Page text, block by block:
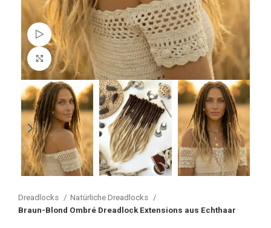
Watch video
Vergrößern
Dreadlocks
Natürliche Dreadlocks
Braun-Blond Ombré Dreadlock Extensions aus Echthaar